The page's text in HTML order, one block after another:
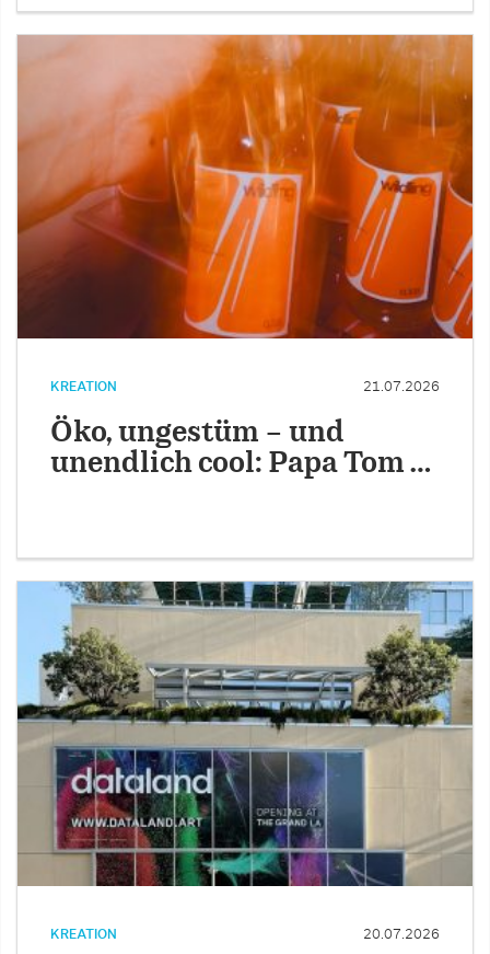
KREATION 21.07.2026
Öko, ungestüm – und
unendlich cool: Papa Tom …
KREATION 20.07.2026